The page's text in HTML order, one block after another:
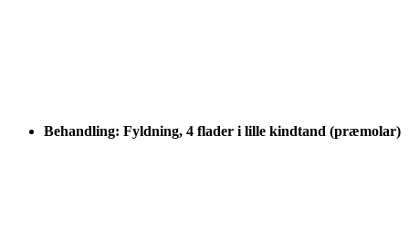
Behandling: Fyldning, 4 flader i lille kindtand (præmolar)